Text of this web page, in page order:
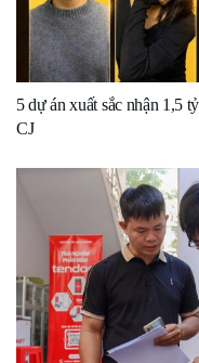
5 dự án xuất sắc nhận 1,5
CJ